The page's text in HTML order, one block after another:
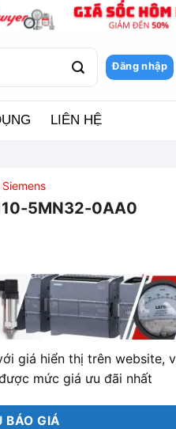
Đăng nhập
LIÊN HỆ
5MN32-0AA0
giá hiển thị trên website,
mức giá ưu đãi nhất
BÁO GIÁ